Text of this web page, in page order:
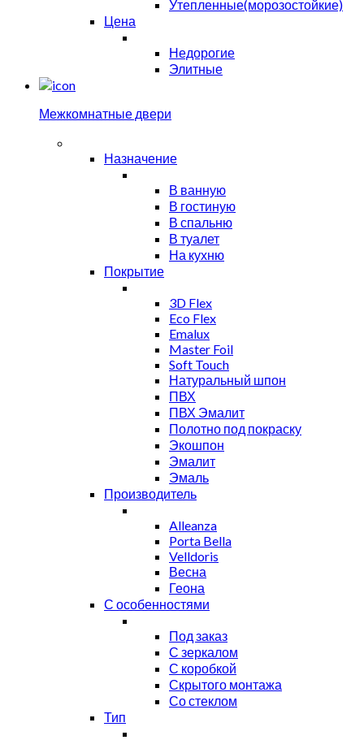
Утепленные(морозостойкие)
Цена
Недорогие
Элитные
Межкомнатные двери
Назначение
В ванную
В гостиную
В спальню
В туалет
На кухню
Покрытие
3D Flex
Eco Flex
Emalux
Master Foil
Soft Touch
Натуральный шпон
ПВХ
ПВХ Эмалит
Полотно под покраску
Экошпон
Эмалит
Эмаль
Производитель
Alleanza
Porta Bella
Velldoris
Весна
Геона
С особенностями
Под заказ
С зеркалом
С коробкой
Скрытого монтажа
Со стеклом
Тип